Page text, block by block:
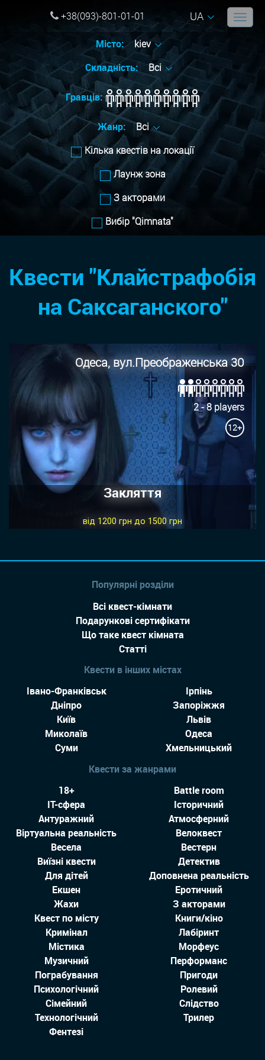
+38(093)-801-01-01 UA
Місто:
kiev
Складність:
Всі
Гравців:
Жанр:
Всі
Кілька квестів на локації
Лаунж зона
З акторами
Вибір "Qimnata"
Квести "Клайстрафобія
на Саксаганского"
Одеса, вул.Преображенська 30
2 - 8 players
12+
Закляття
від 1200 грн до 1500 грн
Популярні розділи
Всі квест-кімнати
Подарункові сертифікати
Що таке квест кімната
Статті
Квести в інших містах
Івано-Франківськ
Ірпінь
Дніпро
Запоріжжя
Київ
Львів
Миколаїв
Одеса
Суми
Хмельницький
Квести за жанрами
18+
Battle room
IT-сфера
Історичний
Антуражний
Атмосферний
Віртуальна реальність
Велоквест
Весела
Вестерн
Виїзні квести
Детектив
Для дітей
Доповнена реальність
Екшен
Еротичний
Жахи
З акторами
Квест по місту
Книги/кіно
Кримінал
Лабіринт
Містика
Морфеус
Музичний
Перформанс
Пограбування
Пригоди
Психологічний
Ролевий
Сімейний
Слідство
Технологiчний
Трилер
Фентезі